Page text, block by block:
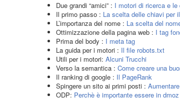
Due grandi “amici” : I motori di ricerca e le
Il primo passo : La scelta delle chiavi per
L’importanza del nome : La scelta del
Ottimizzazione della pagina web : I tag
Prima del body : I meta tag
La guida per i motori : Il file robots.txt
Utili per i motori: Alcuni Trucchi
Verso la semantica : Come creare una
Il ranking di google : Il PageRank
Spingere un sito ai primi posti :
ODP: Perchè è importante essere in dmoz